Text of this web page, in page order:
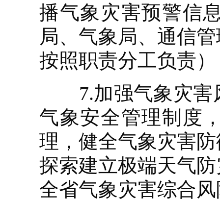
播气象灾害预警信
局、气象局、通信
按照职责分工负责）
7.加强气象灾害
气象安全管理制度
理，健全气象灾害
探索建立极端天气
全省气象灾害综合